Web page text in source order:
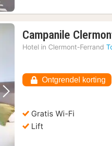
Volgende foto
Campanile
Hotel in Clermont-Ferrand
Ontgrendel korting
Gratis Wi-Fi
Lift